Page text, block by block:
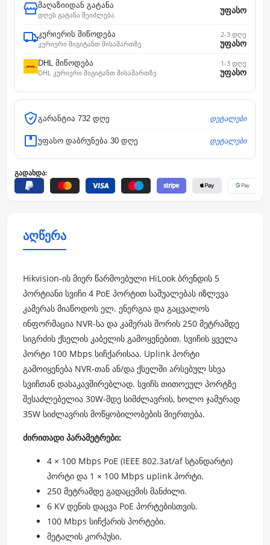
მაღაზიიდან გატანა
დღეს გატანა შეიძლება
უფასო
კურიერის მიწოდება
კურიერი მიგიტანთ მისამართზე
2-3 დღე
უფასო
DHL მიწოდება
DHL კურიერი მიგიტანთ მისამართზე
1-3 დღე
უფასო
გარანტია 732 დღე დეტალები
უფასო დაბრუნება 30 დღე დეტალები
გადახდა:
აღწერა
Hikvision-ის მიერ წარმოებული HiLook ბრენდის 5
პორტიანი სვიჩი 4 PoE პორტით საშუალებას იზლევა
კამერას მიაწოდოს ელ. ენერგია და გაცვალოს
ინფორმაცია NVR-სა და კამერას შორის 250 მეტრამდე
სიგრძის ქსელის კაბელის გამოყენებით. სვიჩის ყველა
პორტი 100 Mbps სიჩქარისაა. Uplink პორტი
გამოიყენება NVR-თან ან/და ქსელში არსებულ სხვა
სვიჩთან დასაკავშირებლად. სვიჩს თითოეულ პორტზე
შესაძლებელია 30W-მდე სიმძლავრის, ხოლო ჯამურად
35W სიძლავრის მოწყობილობების მიერთება.
ძირითადი პარამეტრები:
4 × 100 Mbps PoE (IEEE 802.3at/af სტანდარტი)
პორტი და 1 × 100 Mbps uplink პორტი.
250 მეტრამდე გადაცემის მანძილი.
6 KV დენის დაცვა PoE პორტებისთვის.
100 Mbps სიჩქარის პორტები.
მეტალის კორპუსი.